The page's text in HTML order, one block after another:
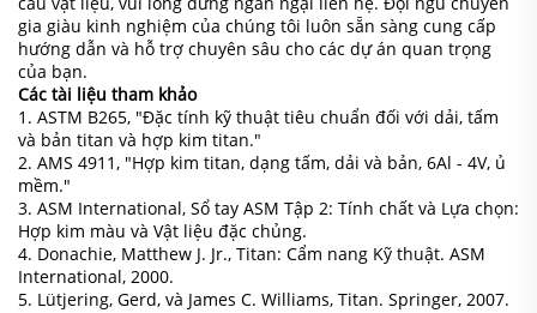
gia giàu kinh nghiệm của chúng tôi luôn sẵn sàng cung cấp
hướng dẫn và hỗ trợ chuyên sâu cho các dự án quan trọng
của bạn.
Các tài liệu tham khảo
1. ASTM B265, "Đặc tính kỹ thuật tiêu chuẩn đối với dải, tấm
và bản titan và hợp kim titan."
2. AMS 4911, "Hợp kim titan, dạng tấm, dải và bản, 6Al - 4V, ủ
mềm."
3. ASM International, Sổ tay ASM Tập 2: Tính chất và Lựa chọn:
Hợp kim màu và Vật liệu đặc chủng.
4. Donachie, Matthew J. Jr., Titan: Cẩm nang Kỹ thuật. ASM
International, 2000.
5. Lütjering, Gerd, và James C. Williams, Titan. Springer, 2007.